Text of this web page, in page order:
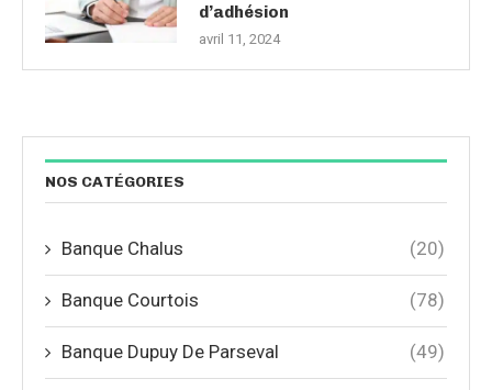
d’adhésion
avril 11, 2024
NOS CATÉGORIES
Banque Chalus (20)
Banque Courtois (78)
Banque Dupuy De Parseval (49)